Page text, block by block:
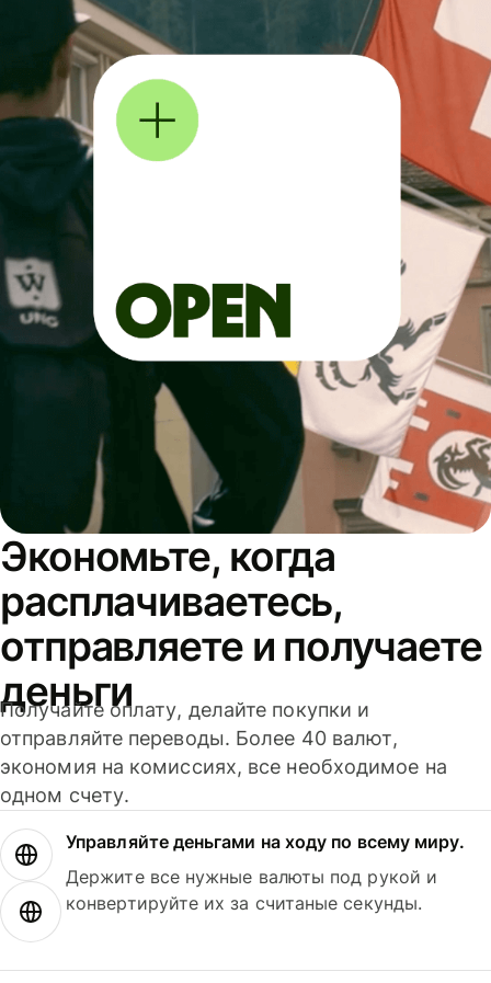
Экономьте, когда
расплачиваетесь,
отправляете и получаете
деньги
Получайте оплату, делайте покупки и
отправляйте переводы. Более 40 валют,
экономия на комиссиях, все необходимое на
одном счету.
Управляйте деньгами на ходу по всему миру.
Держите все нужные валюты под рукой и
конвертируйте их за считаные секунды.